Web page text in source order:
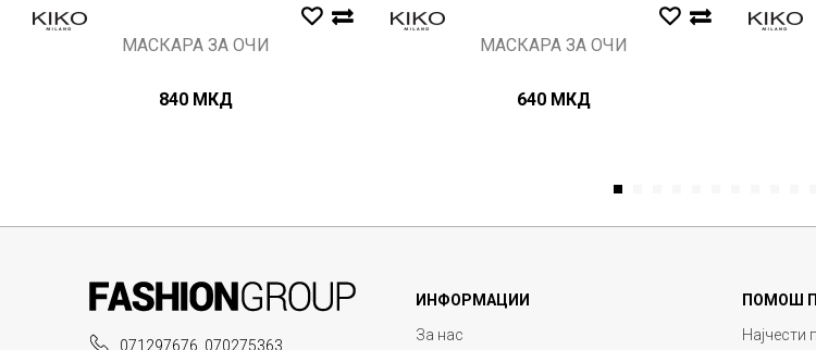
МАСКАРА ЗА ОЧИ
840 МКД
МАСКАРА ЗА ОЧИ
640 МКД
1
071297676, 070275363
ИНФОРМАЦИИ
За нас
ПОМОШ